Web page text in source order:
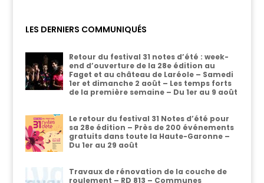
LES DERNIERS COMMUNIQUÉS
Retour du festival 31 notes d’été : week-
end d’ouverture de la 28e édition au
Faget et au château de Laréole – Samedi
1er et dimanche 2 août – Les temps forts
de la première semaine – Du 1er au 9 août
Le retour du festival 31 Notes d’été pour
sa 28e édition – Près de 200 événements
gratuits dans toute la Haute-Garonne –
Du 1er au 29 août
Travaux de rénovation de la couche de
roulement – RD 813 – Communes